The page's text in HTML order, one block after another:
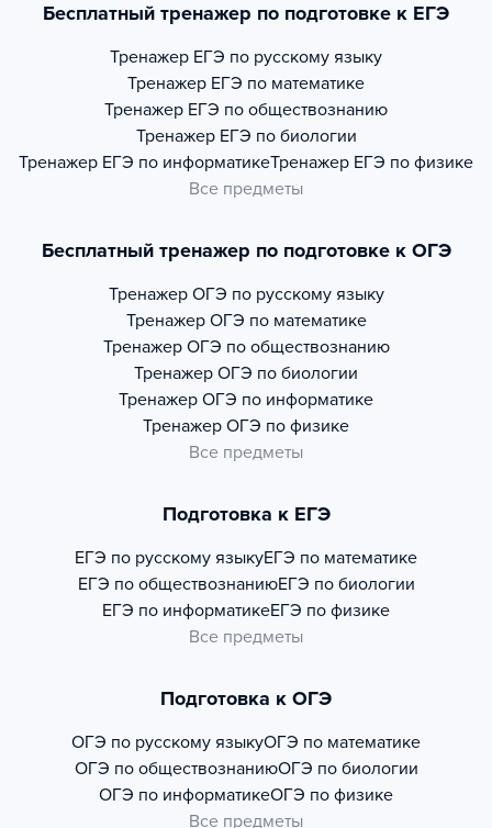
Бесплатный тренажер по подготовке к ЕГЭ
Тренажер ЕГЭ по русскому языку
Тренажер ЕГЭ по математике
Тренажер ЕГЭ по обществознанию
Тренажер ЕГЭ по биологии
Тренажер ЕГЭ по информатикеТренажер ЕГЭ по физике
Все предметы
Бесплатный тренажер по подготовке к ОГЭ
Тренажер ОГЭ по русскому языку
Тренажер ОГЭ по математике
Тренажер ОГЭ по обществознанию
Тренажер ОГЭ по биологии
Тренажер ОГЭ по информатике
Тренажер ОГЭ по физике
Все предметы
Подготовка к ЕГЭ
ЕГЭ по русскому языкуЕГЭ по математике
ЕГЭ по обществознаниюЕГЭ по биологии
ЕГЭ по информатикеЕГЭ по физике
Все предметы
Подготовка к ОГЭ
ОГЭ по русскому языкуОГЭ по математике
ОГЭ по обществознаниюОГЭ по биологии
ОГЭ по информатикеОГЭ по физике
Все предметы